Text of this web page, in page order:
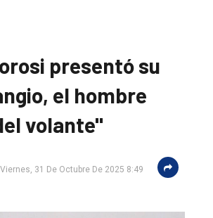
presentó su
el hombre
volante"
Viernes, 31 De Octubre De 2025 8:49